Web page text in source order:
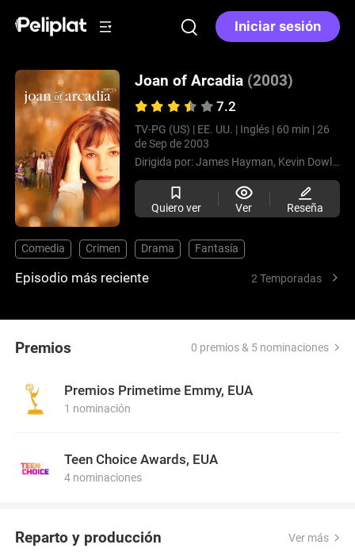
Iniciar sesión
Joan of Arcadia (2003)
7.2
TV-PG (US) | EE. UU. | Inglés | 60 min | 26
de Sep de 2003
Dirigida por:James Hayman, Kevin Dowling,
Quiero ver Ver Reseña
Comedia Crimen Drama Fantasía
Episodio más reciente 2 Temporadas
Premios 0 premios & 5 nominaciones
Premios Primetime Emmy, EUA
1 nominación
Teen Choice Awards, EUA
4 nominaciones
Reparto y producción Ver más